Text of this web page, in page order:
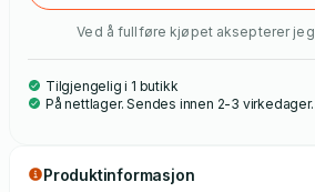
Ved å fullføre kjøpet aksepterer jeg
Tilgjengelig i 1 butikk
På nettlager. Sendes innen 2-3 virkedager.
Produktinformasjon